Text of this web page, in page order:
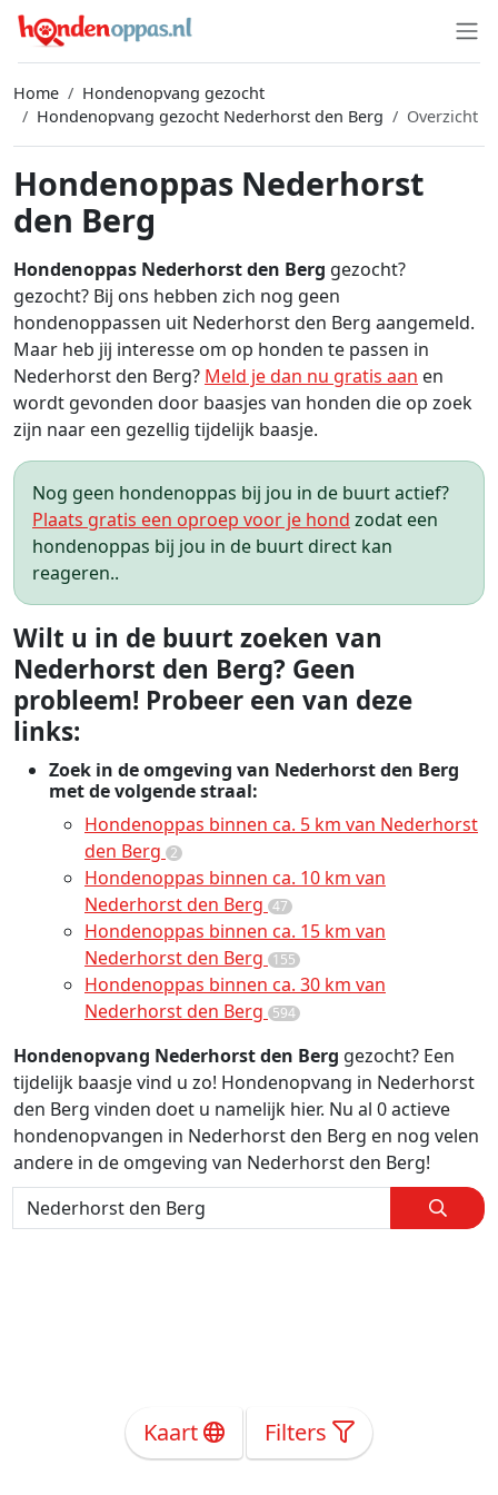
Home
Hondenopvang gezocht
Hondenopvang gezocht Nederhorst den Berg
Overzicht
Hondenoppas Nederhorst
den Berg
Hondenoppas Nederhorst den Berg gezocht?
gezocht? Bij ons hebben zich nog geen
hondenoppassen uit Nederhorst den Berg aangemeld.
Maar heb jij interesse om op honden te passen in
Nederhorst den Berg? Meld je dan nu gratis aan en
wordt gevonden door baasjes van honden die op zoek
zijn naar een gezellig tijdelijk baasje.
Nog geen hondenoppas bij jou in de buurt actief?
Plaats gratis een oproep voor je hond zodat een
hondenoppas bij jou in de buurt direct kan
reageren..
Wilt u in de buurt zoeken van
Nederhorst den Berg? Geen
probleem! Probeer een van deze
links:
Zoek in de omgeving van Nederhorst den Berg
met de volgende straal:
Hondenoppas binnen ca. 5 km van Nederhorst
den Berg 2
Hondenoppas binnen ca. 10 km van
Nederhorst den Berg 47
Hondenoppas binnen ca. 15 km van
Nederhorst den Berg 155
Hondenoppas binnen ca. 30 km van
Nederhorst den Berg 594
Hondenopvang Nederhorst den Berg gezocht? Een
tijdelijk baasje vind u zo! Hondenopvang in Nederhorst
den Berg vinden doet u namelijk hier. Nu al 0 actieve
hondenopvangen in Nederhorst den Berg en nog velen
andere in de omgeving van Nederhorst den Berg!
Kaart Filters